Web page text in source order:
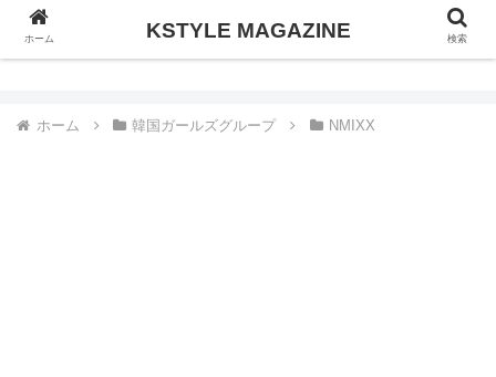
KSTYLE MAGAZINE
ホーム 韓国ガールズグループ NMIXX
ホーム KSTYLE MAGAZINE 検索